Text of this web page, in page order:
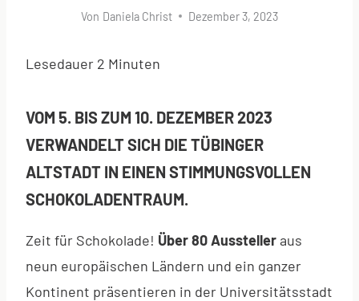
Von Daniela Christ Dezember 3, 2023
Lesedauer 2 Minuten
VOM 5. BIS ZUM 10. DEZEMBER 2023
VERWANDELT SICH DIE TÜBINGER
ALTSTADT IN EINEN STIMMUNGSVOLLEN
SCHOKOLADENTRAUM.
Zeit für Schokolade! Über 80 Aussteller aus
neun europäischen Ländern und ein ganzer
Kontinent präsentieren in der Universitätsstadt